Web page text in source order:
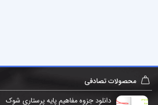
محصولات تصادفی
دانلود جزوه مفاهیم پایه پرستاری شوک